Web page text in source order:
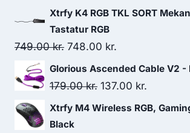
price
was:
279.00 kr..
price
Xtrfy K4 RGB TKL SORT
Tastatur RGB
749.00kr. Original
price
was:
748.00 kr.
price
is:
Glorious Ascended Cable V2 -
179.00kr. Original
price
137.00 kr.
price
Xtrfy M4 Wireless RGB,
Black